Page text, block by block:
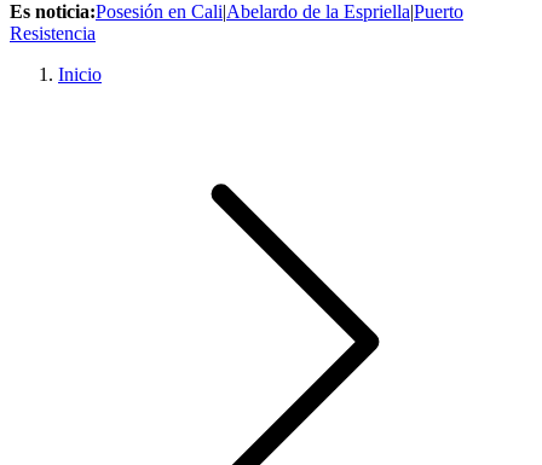
Es noticia:Posesión en Cali|Abelardo de la Espriella|Puerto
Resistencia
Inicio